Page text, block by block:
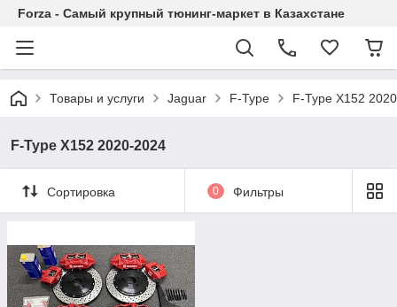
Forza - Самый крупный тюнинг-маркет в Казахстане
Товары и услуги Jaguar F-Type F-Type X152
F-Type X152 2020-2024
Сортировка 0 Фильтры